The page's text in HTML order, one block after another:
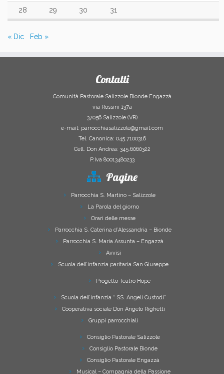
28 29 30 31
« Dic Feb »
Contatti
Comunità Pastorale Salizzole Bionde Engazzà
via Rossini 137a
37056 Salizzole (VR)
e-mail: parrocchiasalizzole@gmail.com
Tel. Canonica: 045.7100316
Cell. Don Andrea: 345.6060322
P.Iva 80013480233
Pagine
Parrocchia S. Martino – Salizzole
La Parola del giorno
Orari delle messe
Parrocchia S. Caterina d’Alessandria – Bionde
Parrocchia S. Maria Assunta – Engazzà
Avvisi
Scuola dell’infanzia paritaria San Giuseppe
Progetto Teatro Hope
Scuola dell’infanzia “ SS. Angeli Custodi”
Cooperativa sociale Don Angelo Righetti
Gruppi parrocchiali
Consiglio Pastorale Salizzole
Consiglio Pastorale Bionde
Consiglio Pastorale Engazzà
Musical – Compagnia della Passione